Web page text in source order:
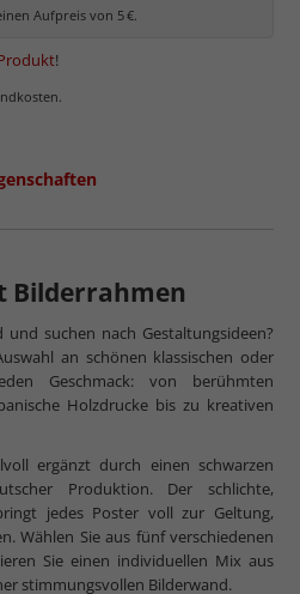
Aufpreis von 5 €.
!
Bilderrahmen
suchen nach Gestaltungsideen?
an schönen klassischen oder
Geschmack: von berühmten
Holzdrucke bis zu kreativen
ergänzt durch einen schwarzen
Produktion. Der schlichte,
jedes Poster voll zur Geltung,
Wählen Sie aus fünf verschiedenen
Sie einen individuellen Mix aus
stimmungsvollen Bilderwand.